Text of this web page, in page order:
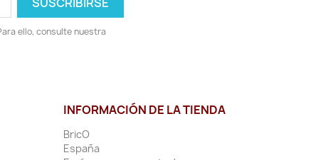
ello, consulte nuestra
INFORMACIÓN DE LA TIENDA
BricO
España